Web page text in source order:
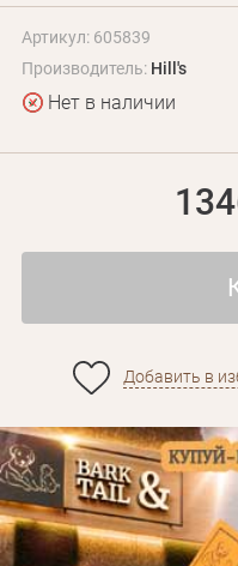
Артикул: 605839
Производитель: Hill's
Нет в наличии
Добавить в
Личные данные